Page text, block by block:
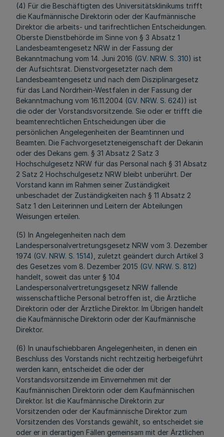
(4) Für die Beschäftigten des Universitätsklinikums trifft
die Kaufmännische Direktorin oder der Kaufmännische
Direktor die arbeits- und tarifrechtlichen Entscheidungen.
Oberste Dienstbehörde im Sinne von § 3 Absatz 1
Landesbeamtengesetz NRW in der Fassung der
Bekanntmachung vom 14. Juni 2016 (GV. NRW. S. 310) ist
der Aufsichtsrat. Dienstvorgesetzter nach dem
Landesbeamtengesetz und nach dem Disziplinargesetz
für das Land Nordrhein-Westfalen in der Fassung der
Bekanntmachung vom 16.11.2004 (GV. NRW. S. 624)) ist
die oder der Vorstandsvorsitzende. Sie oder er trifft die
beamtenrechtlichen Entscheidungen über die
persönlichen Angelegenheiten der Beamtinnen und
Beamten. Die Fachvorgesetzteneigenschaft der Dekanin
oder des Dekans gem. § 31 Absatz 2 Satz 3
Hochschulgesetz NRW für das Personal nach § 31 Absatz
2 Satz 2 Hochschulgesetz NRW bleibt unberührt. Der
Vorstand kann im Rahmen seiner Zuständigkeit
unbeschadet der Zuständigkeiten nach § 11 Absatz 2
Satz 1 den Leiterinnen und Leitern der Abteilungen
Weisungen erteilen.
(5) In Angelegenheiten nach dem
Landespersonalvertretungsgesetz NRW vom 3. Dezember
1974 (GV. NRW. S. 1514), zuletzt geändert durch Artikel 3
des Gesetzes vom 8. Dezember 2015 (GV. NRW. S. 812)
handelt, soweit das unter § 104
Landespersonalvertretungsgesetz NRW fallende
wissenschaftliche Personal betroffen ist, die Ärztliche
Direktorin oder der Ärztliche Direktor. Im Übrigen handelt
die Kaufmännische Direktorin oder der Kaufmännische
Direktor.
(6) In unaufschiebbaren Angelegenheiten, in denen ein
Beschluss des Vorstands nicht rechtzeitig herbeigeführt
werden kann, entscheidet die oder der
Vorstandsvorsitzende im Einvernehmen mit der
Kaufmännischen Direktorin oder dem Kaufmännischen
Direktor. Ist die Kaufmännische Direktorin zur
Vorsitzenden oder der Kaufmännische Direktor zum
Vorsitzenden des Vorstands gewählt, so entscheidet sie
oder er in derartigen Fällen gemeinsam mit der Ärztlichen